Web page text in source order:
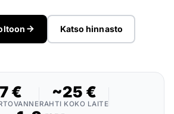
Katso hinnasto
€ ~25 €
RAHTI KOKO LAITE